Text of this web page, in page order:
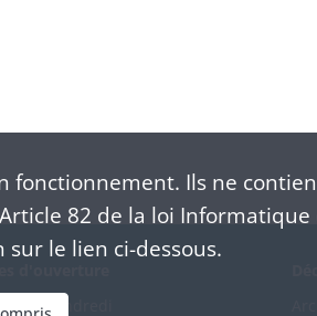
au vendredi
fonctionnement. Ils ne
82 de la loi Informatique
le lien ci-dessous.